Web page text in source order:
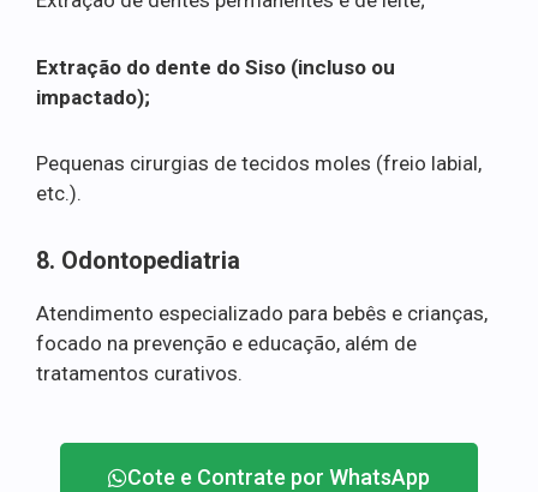
Extração do dente do Siso (incluso ou
impactado);
Pequenas cirurgias de tecidos moles (freio labial,
etc.).
8. Odontopediatria
Atendimento especializado para bebês e crianças,
focado na prevenção e educação, além de
tratamentos curativos.
Cote e Contrate por WhatsApp